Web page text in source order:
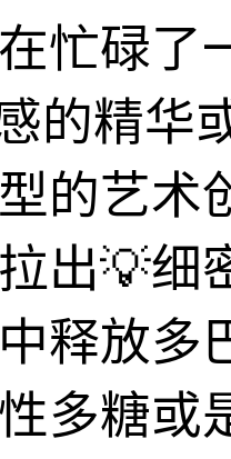
忙碌了
的精华
的艺术
出💡细
释放多
多糖或